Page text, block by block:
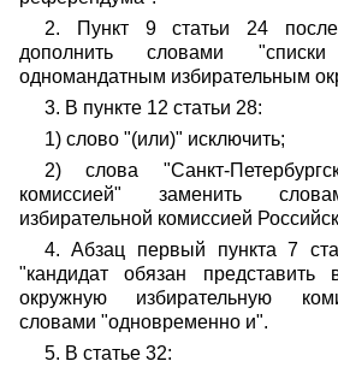
2. Пункт 9 статьи 24 после
дополнить словами
одномандатным избирательным
3. В пункте 12 статьи 28:
1) слово "(или)" исключить;
2) слова "Санкт-
комиссией" заменить
избирательной комиссией
4. Абзац первый пункта 7
"кандидат обязан представить
окружную избирательную
словами "одновременно и".
5. В статье 32: